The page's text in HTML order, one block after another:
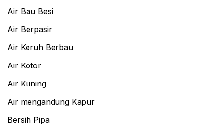
Air Bau Besi
Air Berpasir
Air Keruh Berbau
Air Kotor
Air Kuning
Air mengandung Kapur
Bersih Pipa